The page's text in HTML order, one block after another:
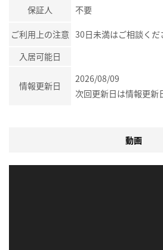
保証人 不要
ご利用上の注意 30日未満はご相談くだ
入居可能日
情報更新日
2026/08/09
次回更新日は情報更新
動画